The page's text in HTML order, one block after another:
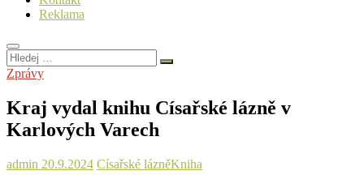
Reklama
Hledej
…
Zprávy
Kraj vydal knihu Císařské lázně v
Karlových Varech
admin 20.9.2024 Císařské lázněKniha